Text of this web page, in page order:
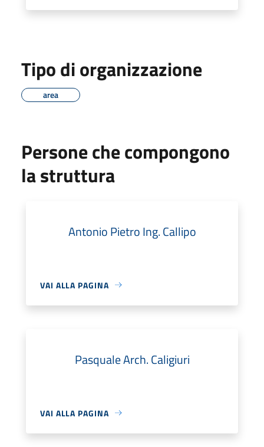
Tipo di organizzazione
area
Persone che compongono
la struttura
Antonio Pietro Ing. Callipo
VAI ALLA PAGINA
Pasquale Arch. Caligiuri
VAI ALLA PAGINA